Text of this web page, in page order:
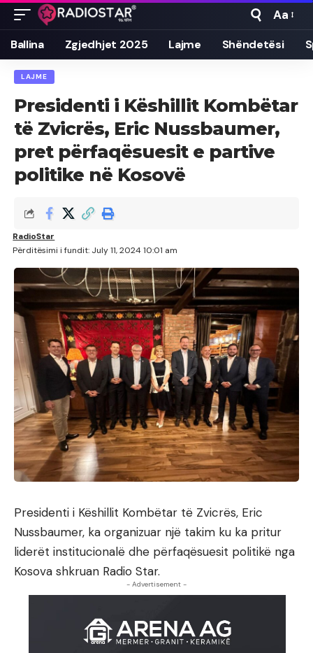
Font
Resizer
Aa
Ballina Zgjedhjet 2025 Lajme Shëndetësi
LAJME
Presidenti i Këshillit Kombëtar
të Zvicrës, Eric Nussbaumer,
pret përfaqësuesit e partive
politike në Kosovë
Përditësimi i fundit: July 11, 2024 10:01 am
RadioStar
Presidenti i Këshillit Kombëtar të Zvicrës, Eric
Nussbaumer, ka organizuar një takim ku ka pritur
liderët institucionalë dhe përfaqësuesit politikë nga
Kosova shkruan Radio Star.
- Advertisement -